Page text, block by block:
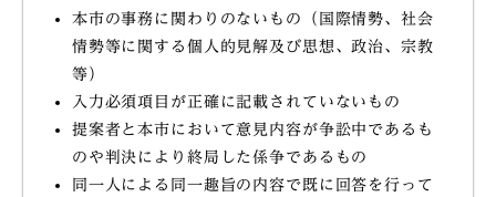
本市の事務に関わりのないもの（国際情勢、社会
情勢等に関する個人的見解及び思想、政治、宗教
等）
入力必須項目が正確に記載されていないもの
提案者と本市において意見内容が争訟中であるも
のや判決により終局した係争であるもの
同一人による同一趣旨の内容で既に回答を行って